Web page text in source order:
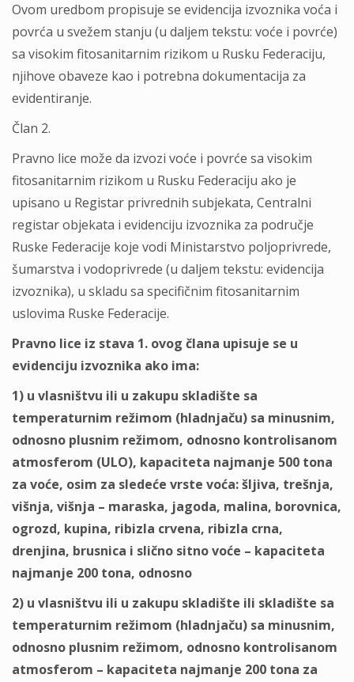
Ovom uredbom propisuje se evidencija izvoznika voća i
povrća u svežem stanju (u dalјem tekstu: voće i povrće)
sa visokim fitosanitarnim rizikom u Rusku Federaciju,
njihove obaveze kao i potrebna dokumentacija za
evidentiranje.
Član 2.
Pravno lice može da izvozi voće i povrće sa visokim
fitosanitarnim rizikom u Rusku Federaciju ako je
upisano u Registar privrednih subjekata, Centralni
registar objekata i evidenciju izvoznika za područje
Ruske Federacije koje vodi Ministarstvo polјoprivrede,
šumarstva i vodoprivrede (u dalјem tekstu: evidencija
izvoznika), u skladu sa specifičnim fitosanitarnim
uslovima Ruske Federacije.
Pravno lice iz stava 1. ovog člana upisuje se u
evidenciju izvoznika ako ima:
1) u vlasništvu ili u zakupu skladište sa
temperaturnim režimom (hladnjaču) sa minusnim,
odnosno plusnim režimom, odnosno kontrolisanom
atmosferom (ULO), kapaciteta najmanje 500 tona
za voće, osim za sledeće vrste voća: šlјiva, trešnja,
višnja, višnja – maraska, jagoda, malina, borovnica,
ogrozd, kupina, ribizla crvena, ribizla crna,
drenjina, brusnica i slično sitno voće – kapaciteta
najmanje 200 tona, odnosno
2) u vlasništvu ili u zakupu skladište ili skladište sa
temperaturnim režimom (hladnjaču) sa minusnim,
odnosno plusnim režimom, odnosno kontrolisanom
atmosferom – kapaciteta najmanje 200 tona za